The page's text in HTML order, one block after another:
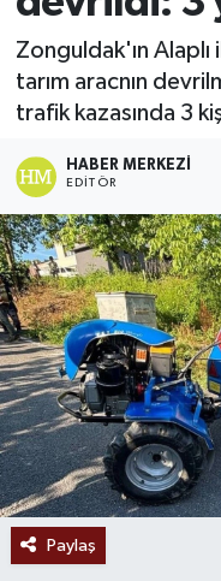
Zonguldak'ın
tarım aracnın
trafik kazasında 3
HABER MERKEZI
EDITÖR
Paylaş
Ekonomi
Sağlık
Tokat Haber